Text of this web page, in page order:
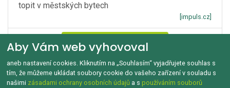
topit v městských bytech
[impuls.cz]
Aby Vám web vyhovoval
aneb nastavení cookies. Kliknutím na „Souhlasím“ vyjadřujete souhlas s
tím, že můžeme ukládat soubory cookie do vašeho zařízení v souladu s
našimi zásadami ochrany osobních údajů a s používáním souborů